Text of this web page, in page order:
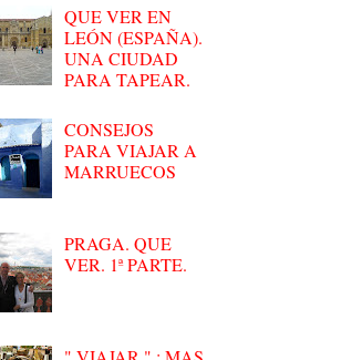
QUE VER EN
LEÓN (ESPAÑA).
UNA CIUDAD
PARA TAPEAR.
CONSEJOS
PARA VIAJAR A
MARRUECOS
PRAGA. QUE
VER. 1ª PARTE.